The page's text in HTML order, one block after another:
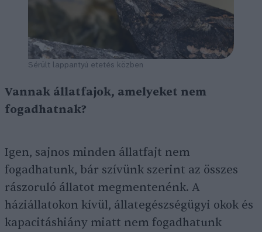
Sérült lappantyú etetés közben
Vannak állatfajok, amelyeket nem
fogadhatnak?
Igen, sajnos minden állatfajt nem
fogadhatunk, bár szívünk szerint az összes
rászoruló állatot megmentenénk. A
háziállatokon kívül, állategészségügyi okok és
kapacitáshiány miatt nem fogadhatunk